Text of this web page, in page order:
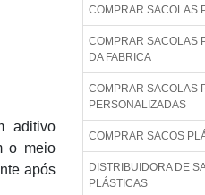
aditivo
o meio
após
COMPRAR SACOLAS
COMPRAR SACOLAS
DA FABRICA
COMPRAR SACOLAS
PERSONALIZADAS
COMPRAR SACOS
DISTRIBUIDORA DE
PLÁSTICAS